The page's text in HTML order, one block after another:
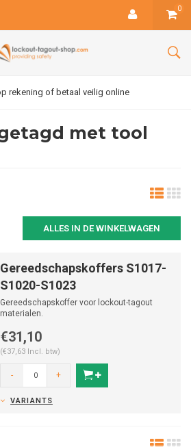
0
rekening of betaal veilig online
met tool
ALLES IN DE WINKELWAGEN
Gereedschapskoffers S1017-
S1020-S1023
Gereedschapskoffer voor lockout-tagout
materialen.
€31,10
(€37,63 Incl. btw)
- +
VARIANTS